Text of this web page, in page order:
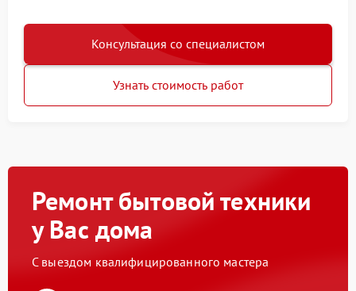
Консультация со специалистом
Узнать стоимость работ
Ремонт бытовой техники
у Вас дома
С выездом квалифицированного мастера